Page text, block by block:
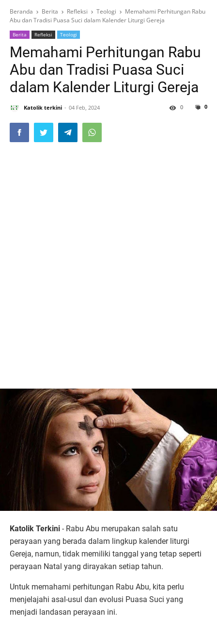
Beranda Berita Refleksi Teologi
Memahami Perhitungan Rabu
Abu dan Tradisi Puasa Suci dalam Kalender Liturgi Gereja
Berita Refleksi Teologi
Memahami Perhitungan Rabu
Abu dan Tradisi Puasa Suci
dalam Kalender Liturgi Gereja
Katolik terkini 04 Feb, 2024 0
0
Katolik Terkini - Rabu Abu merupakan salah satu
perayaan yang berada dalam lingkup kalender liturgi
Gereja, namun, tidak memiliki tanggal yang tetap seperti
perayaan Natal yang dirayakan setiap tahun.
Untuk memahami perhitungan Rabu Abu, kita perlu
menjelajahi asal-usul dan evolusi Puasa Suci yang
menjadi landasan perayaan ini.